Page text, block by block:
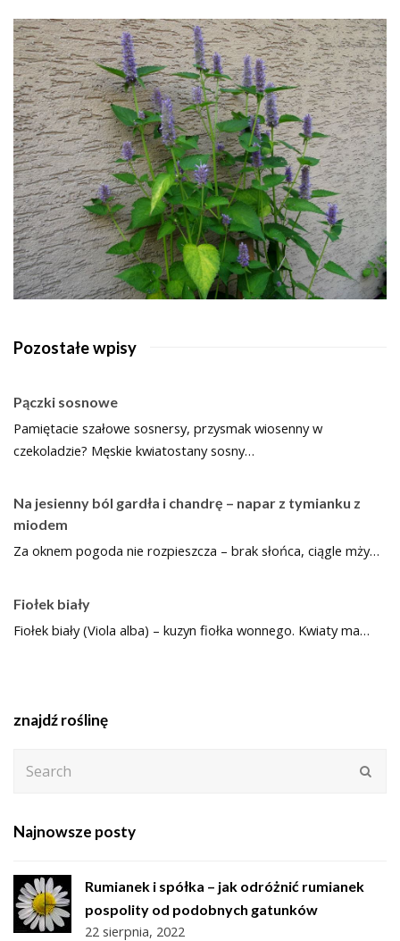
Pozostałe wpisy
Pączki sosnowe
Pamiętacie szałowe sosnersy, przysmak wiosenny w
czekoladzie? Męskie kwiatostany sosny…
Na jesienny ból gardła i chandrę – napar z tymianku z
miodem
Za oknem pogoda nie rozpieszcza – brak słońca, ciągle mży…
Fiołek biały
Fiołek biały (Viola alba) – kuzyn fiołka wonnego. Kwiaty ma…
znajdź roślinę
Najnowsze posty
Rumianek i spółka – jak odróżnić rumianek
pospolity od podobnych gatunków
22 sierpnia, 2022